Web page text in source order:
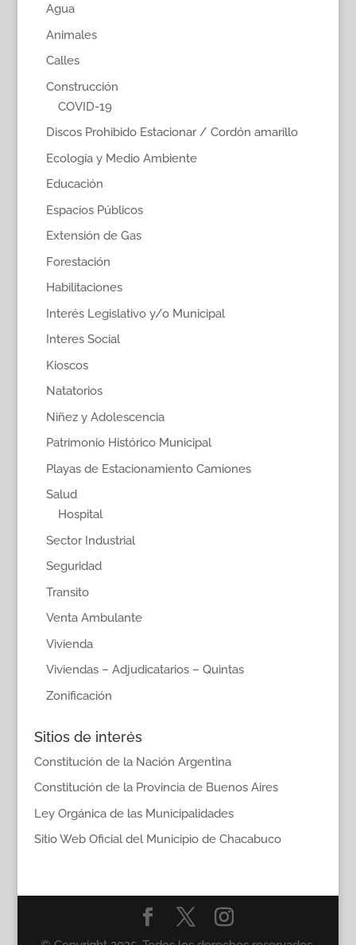
Agua
Animales
Calles
Construcción
COVID-19
Discos Prohibido Estacionar / Cordón amarillo
Ecología y Medio Ambiente
Educación
Espacios Públicos
Extensión de Gas
Forestación
Habilitaciones
Interés Legislativo y/o Municipal
Interes Social
Kioscos
Natatorios
Niñez y Adolescencia
Patrimonio Histórico Municipal
Playas de Estacionamiento Camiones
Salud
Hospital
Sector Industrial
Seguridad
Transito
Venta Ambulante
Vivienda
Viviendas – Adjudicatarios – Quintas
Zonificación
Sitios de interés
Constitución de la Nación Argentina
Constitución de la Provincia de Buenos Aires
Ley Orgánica de las Municipalidades
Sitio Web Oficial del Municipio de Chacabuco